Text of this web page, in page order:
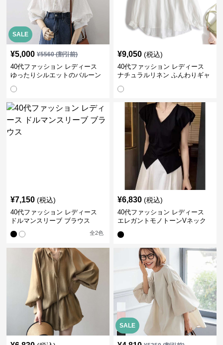
SALE
¥5,000 ¥5560(割引前)
40代ファッション レディース
ゆったりシルエットのバルーン
¥9,050 (税込)
40代ファッション レディース
ナチュラルリネン ふんわりギャ
¥7,150 (税込)
40代ファッション レディース
ドルマンスリーブ ブラウス
全2色
¥6,830 (税込)
40代ファッション レディース
エレガントモノトーンVネック
SALE